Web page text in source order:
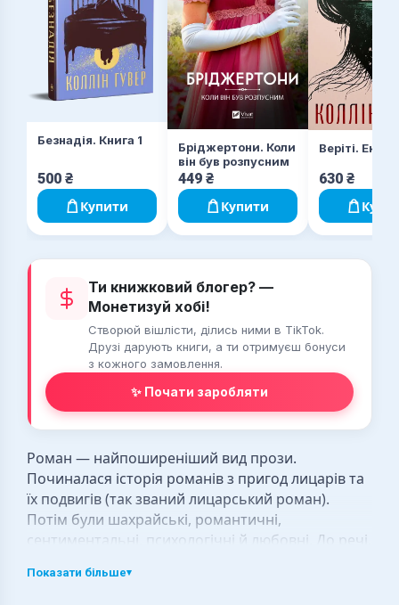
Безнадія. Книга 1
500 ₴
Купити
Бріджертони. Коли
він був розпусним
449 ₴
Купити
Веріті.
630 ₴
Ти книжковий блогер? —
Монетизуй хобі!
Створюй вішлісти, ділись ними в TikTok.
Друзі дарують книги, а ти отримуєш бонуси
з кожного замовлення.
✨ Почати заробляти
Роман — найпоширеніший вид прози.
Починалася історія романів з пригод лицарів та
їх подвигів (так званий лицарський роман).
Потім були шахрайські, романтичні,
сентиментальні, психологічні й любовні. До речі,
інших за кількістю книг і тиражами у всьому світі.
Показати більше▾